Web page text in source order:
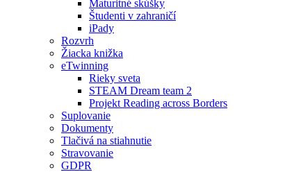
Maturitné skúšky
Študenti v zahraničí
iPady
Rozvrh
Žiacka knižka
eTwinning
Rieky sveta
STEAM Dream team 2
Projekt Reading across Borders
Suplovanie
Dokumenty
Tlačivá na stiahnutie
Stravovanie
GDPR